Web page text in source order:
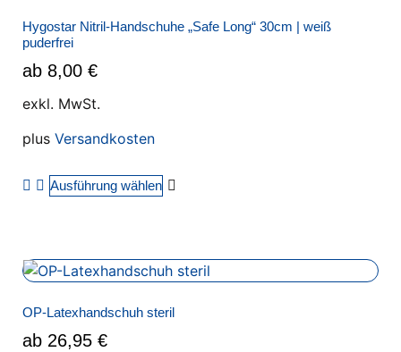
Hygostar Nitril-Handschuhe „Safe Long“ 30cm | weiß
puderfrei
ab 8,00 €
exkl. MwSt.
plus Versandkosten
Ausführung wählen
OP-Latexhandschuh steril
ab 26,95 €